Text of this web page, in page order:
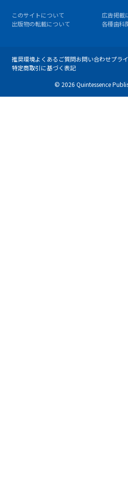
このサイトについて
広告掲載
出版物の転載について
各種歯科
推奨環境よくあるご質問お問い合わせプラ
特定商取引に基づく表記
© 2026 Quintessence